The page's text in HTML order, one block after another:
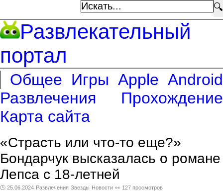
🔍
Развлекательный
портал
Общее Игры Apple Android
Развлечения
Прохождение
Карта сайта
«Страсть или что-то еще?»
Бондарчук высказалась о романе
Лепса с 18-летней
🕑 25.06.2024 Развлечения Звезды Новости 👀 127 просмотров